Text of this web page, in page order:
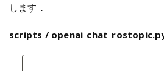
します．
scripts /